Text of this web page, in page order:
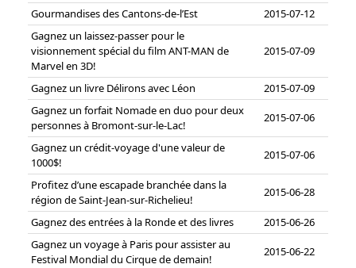
Gourmandises des Cantons-de-l’Est
2015-07-12
Gagnez un laissez-passer pour le
visionnement spécial du film ANT-MAN de
Marvel en 3D!
2015-07-09
Gagnez un livre Délirons avec Léon
2015-07-09
Gagnez un forfait Nomade en duo pour deux
personnes à Bromont-sur-le-Lac!
2015-07-06
Gagnez un crédit-voyage d'une valeur de
1000$!
2015-07-06
Profitez d’une escapade branchée dans la
région de Saint-Jean-sur-Richelieu!
2015-06-28
Gagnez des entrées à la Ronde et des livres
2015-06-26
Gagnez un voyage à Paris pour assister au
Festival Mondial du Cirque de demain!
2015-06-22